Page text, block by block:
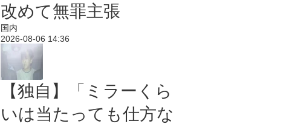
改めて無罪主張
国内
2026-08-06 14:36
【独自】「ミラーくら
いは当たっても仕方な